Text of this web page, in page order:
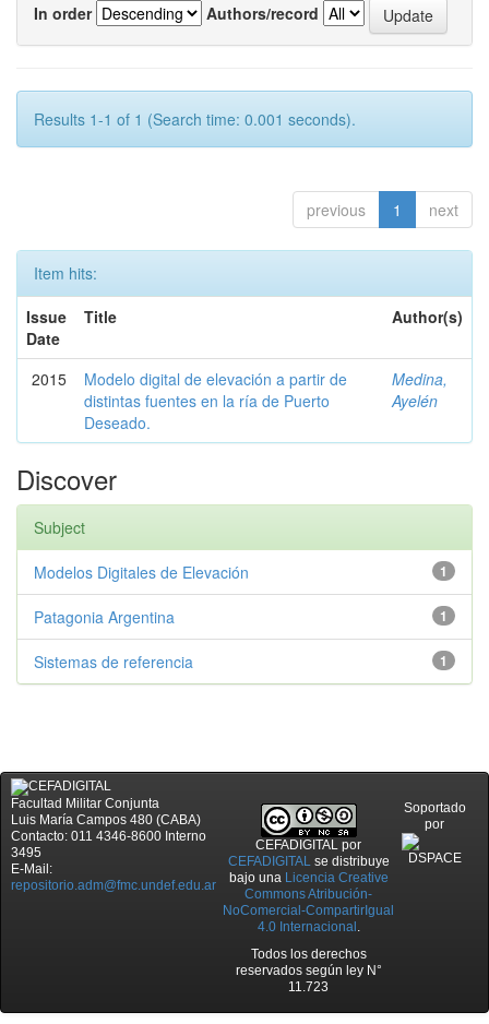
In order
Authors/record
Results 1-1 of 1 (Search time: 0.001 seconds).
previous 1 next
Item hits:
Issue
Date
Title Author(s)
2015
Modelo digital de elevación a partir de
distintas fuentes en la ría de Puerto
Deseado.
Medina,
Ayelén
Discover
Subject
1
Modelos Digitales de Elevación
1
Patagonia Argentina
1
Sistemas de referencia
Facultad Militar Conjunta
Luis María Campos 480 (CABA)
Contacto: 011 4346-8600 Interno
3495
E-Mail:
repositorio.adm@fmc.undef.edu.ar
CEFADIGITAL por
CEFADIGITALse distribuye
bajo una Licencia Creative
Commons Atribución-
NoComercial-CompartirIgual
4.0 Internacional .
Todos los derechos
reservados según ley N°
11.723
Soportado
por